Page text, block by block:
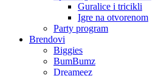
Guralice i tricikli
Igre na otvorenom
Party program
Brendovi
Biggies
BumBumz
Dreameez